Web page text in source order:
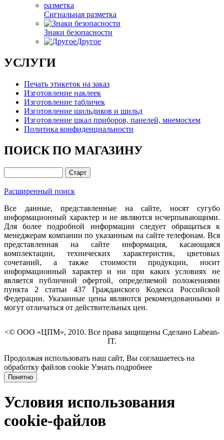
Сигнальная разметка
Знаки безопасности
Другое
УСЛУГИ
Печать этикеток на заказ
Изготовление наклеек
Изготовление табличек
Изготовление шильдиков и шильд
Изготовление шкал приборов, панелей, мнемосхем
Политика конфиденциальности
ПОИСК ПО МАГАЗИНУ
Расширенный поиск
Все данные, представленные на сайте, носят сугубо
информационный характер и не являются исчерпывающими.
Для более подробной информации следует обращаться к
менеджерам компании по указанным на сайте телефонам. Вся
представленная на сайте информация, касающаяся
комплектации, технических характеристик, цветовых
сочетаний, а также стоимости продукции, носит
информационный характер и ни при каких условиях не
является публичной офертой, определяемой положениями
пункта 2 статьи 437 Гражданского Кодекса Российской
Федерации. Указанные цены являются рекомендованными и
могут отличаться от действительных цен.
<© ООО «ЦПМ», 2010. Все права защищены Сделано Labean-
IT.
Продолжая использовать наш сайт, Вы соглашаетесь на
обработку файлов cookie Узнать подробнее
Понятно
Условия использования
cookie-файлов